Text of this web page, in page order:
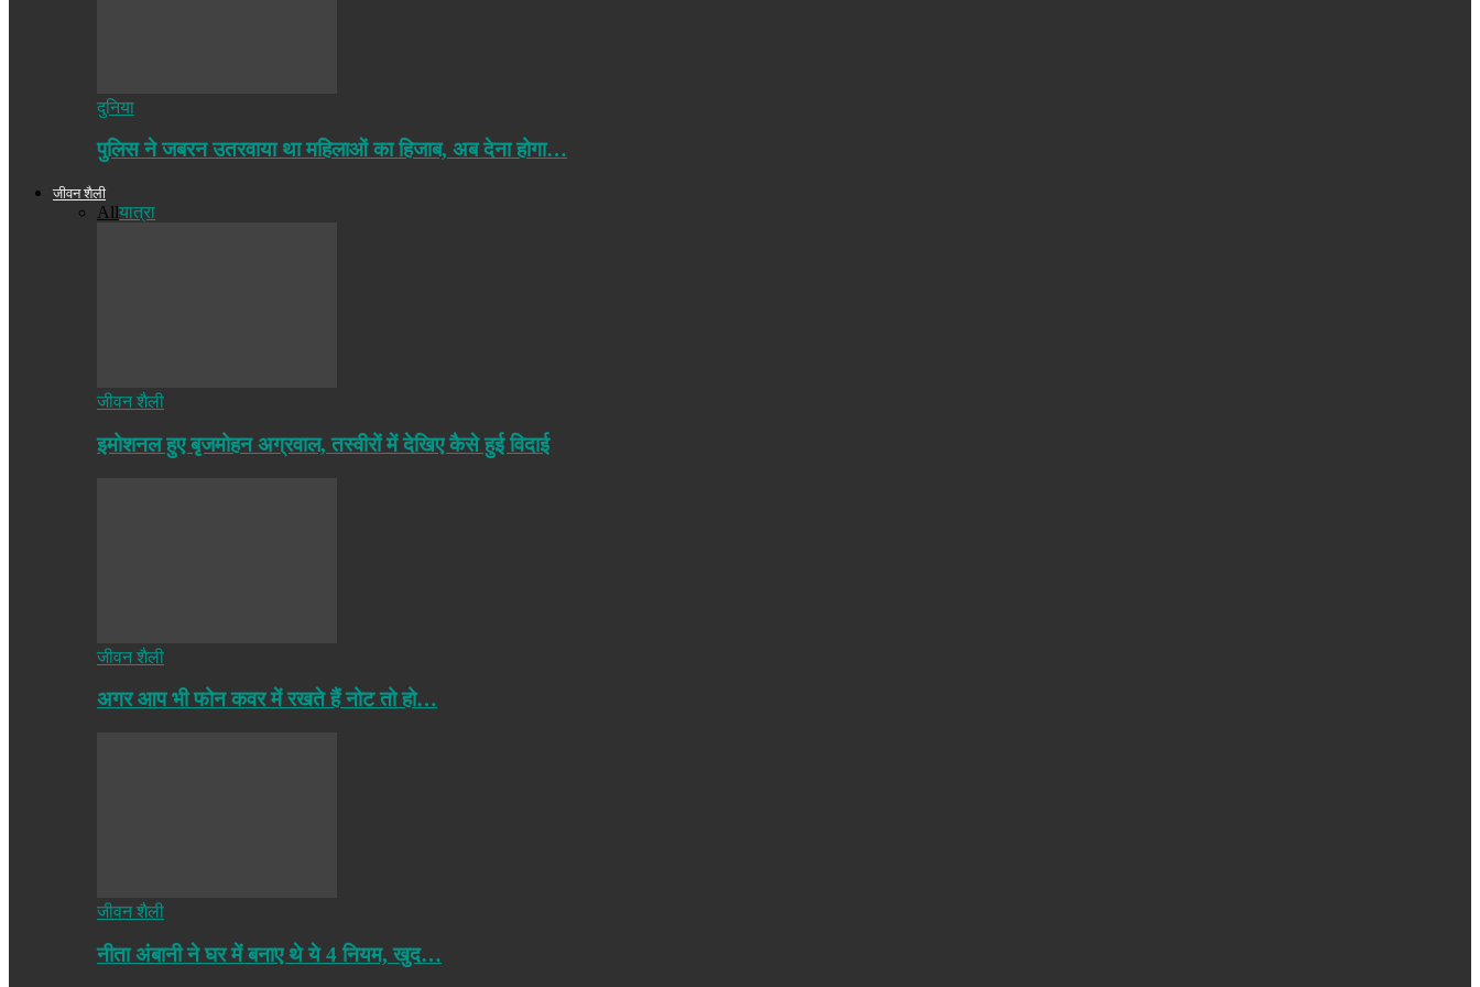
दुनिया
पुलिस ने जबरन उतरवाया था महिलाओं का हिजाब, अब देना होगा…
जीवन शैली
Allयात्रा
जीवन शैली
इमोशनल हुए बृजमोहन अग्रवाल, तस्वीरों में देखिए कैसे हुई विदाई
जीवन शैली
अगर आप भी फोन कवर में रखते हैं नोट तो हो…
जीवन शैली
नीता अंबानी ने घर में बनाए थे ये 4 नियम, खुद…